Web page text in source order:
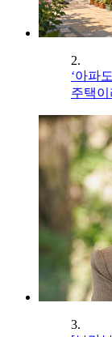
2.
‘아파
주택이
3.